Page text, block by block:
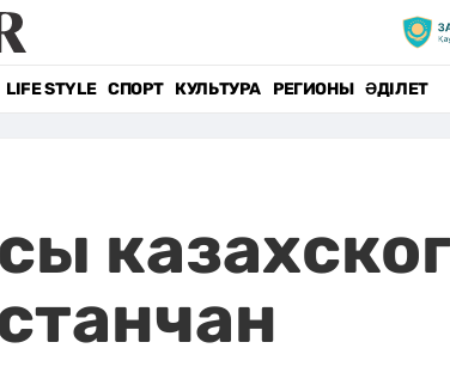
LIFE STYLE СПОРТ КУЛЬТУРА РЕГИОНЫ ӘДІЛЕТ